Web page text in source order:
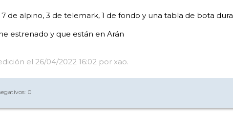
de alpino, 3 de telemark, 1 de fondo y una tabla de bota dura
estrenado y que están en Arán
el 26/04/2022 16:02 por xao.
0